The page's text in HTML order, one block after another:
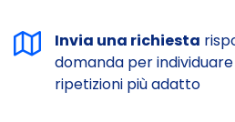
Invia una richiesta
domanda per
ripetizioni più adatto